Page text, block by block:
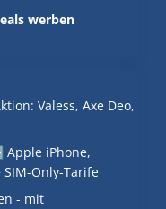
werben
Valess, Axe Deo,
iPhone,
SIM-Only-Tarife
- mit